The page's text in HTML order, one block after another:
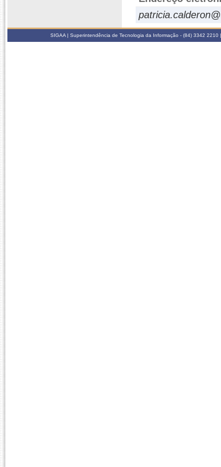
SIGAA | Superintendência de Tecnologia da Informação - (84) 3342